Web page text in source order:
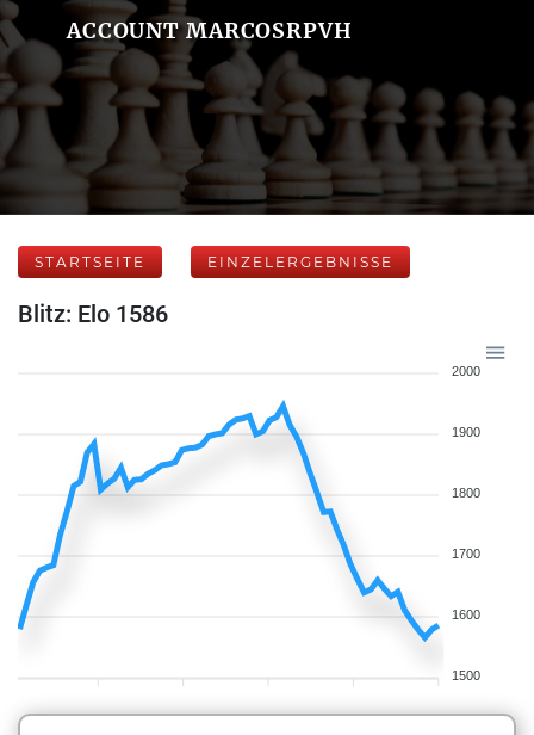
ACCOUNT MARCOSRPVH
STARTSEITE EINZELERGEBNISSE
Blitz: Elo 1586
2000
1900
1800
1700
1600
1500